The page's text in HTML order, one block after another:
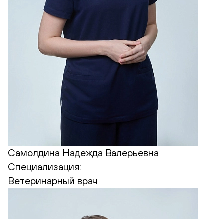
Самолдина Надежда Валерьевна
Специализация:
Ветеринарный врач